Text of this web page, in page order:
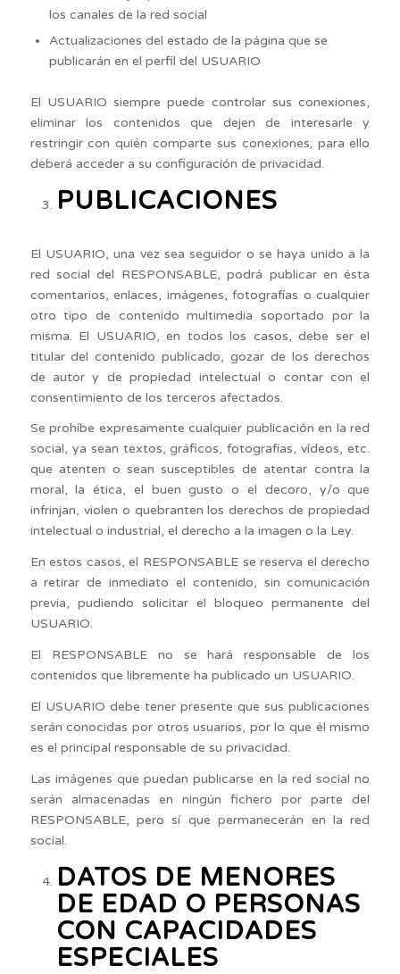
los canales de la red social
Actualizaciones del estado de la página que se
publicarán en el perfil del USUARIO
El USUARIO siempre puede controlar sus conexiones,
eliminar los contenidos que dejen de interesarle y
restringir con quién comparte sus conexiones; para ello
deberá acceder a su configuración de privacidad.
PUBLICACIONES
El USUARIO, una vez sea seguidor o se haya unido a la
red social del RESPONSABLE, podrá publicar en ésta
comentarios, enlaces, imágenes, fotografías o cualquier
otro tipo de contenido multimedia soportado por la
misma. El USUARIO, en todos los casos, debe ser el
titular del contenido publicado, gozar de los derechos
de autor y de propiedad intelectual o contar con el
consentimiento de los terceros afectados.
Se prohíbe expresamente cualquier publicación en la red
social, ya sean textos, gráficos, fotografías, vídeos, etc.
que atenten o sean susceptibles de atentar contra la
moral, la ética, el buen gusto o el decoro, y/o que
infrinjan, violen o quebranten los derechos de propiedad
intelectual o industrial, el derecho a la imagen o la Ley.
En estos casos, el RESPONSABLE se reserva el derecho
a retirar de inmediato el contenido, sin comunicación
previa, pudiendo solicitar el bloqueo permanente del
USUARIO.
El RESPONSABLE no se hará responsable de los
contenidos que libremente ha publicado un USUARIO.
El USUARIO debe tener presente que sus publicaciones
serán conocidas por otros usuarios, por lo que él mismo
es el principal responsable de su privacidad.
Las imágenes que puedan publicarse en la red social no
serán almacenadas en ningún fichero por parte del
RESPONSABLE, pero sí que permanecerán en la red
social.
DATOS DE MENORES
DE EDAD O PERSONAS
CON CAPACIDADES
ESPECIALES